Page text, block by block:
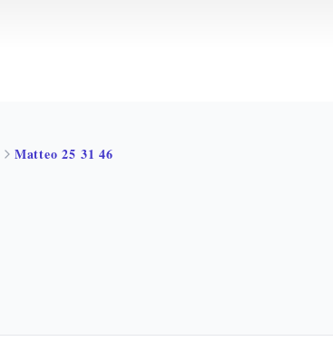
Matteo 25 31 46